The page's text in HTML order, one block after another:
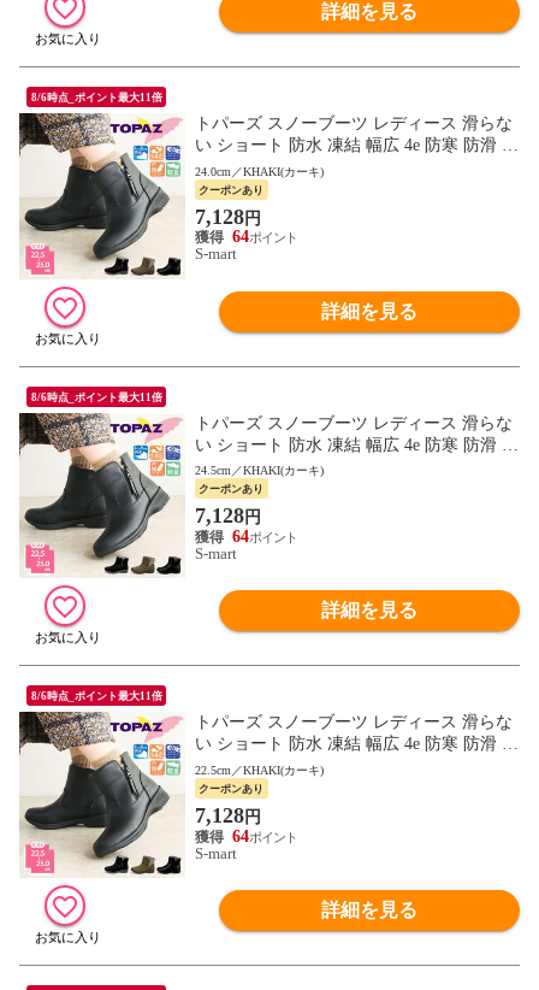
詳細を見る
8/6時点_ポイント最大11倍
トパーズ スノーブーツ レディース 滑らな
い ショート 防水 凍結 幅広 4e 防寒 防滑 軽
量 暖かい レインブーツ ミセス topaz 4830
24.0cm／KHAKI(カーキ)
クーポンあり
7,128円
64
S-mart
詳細を見る
8/6時点_ポイント最大11倍
トパーズ スノーブーツ レディース 滑らな
い ショート 防水 凍結 幅広 4e 防寒 防滑 軽
量 暖かい レインブーツ ミセス topaz 4830
24.5cm／KHAKI(カーキ)
クーポンあり
7,128円
64
S-mart
詳細を見る
8/6時点_ポイント最大11倍
トパーズ スノーブーツ レディース 滑らな
い ショート 防水 凍結 幅広 4e 防寒 防滑 軽
量 暖かい レインブーツ ミセス topaz 4830
22.5cm／KHAKI(カーキ)
クーポンあり
7,128円
64
S-mart
詳細を見る